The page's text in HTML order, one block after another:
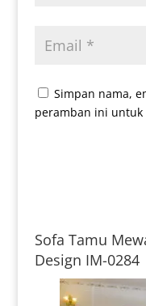
Simpan nama,
peramban ini untuk
Sofa Tamu
Design IM-0284